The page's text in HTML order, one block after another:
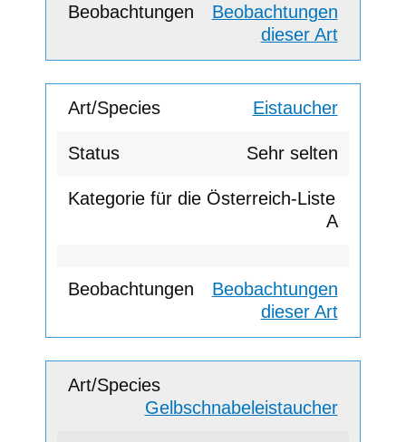
Beobachtungen
dieser Art
Eistaucher
Sehr selten
A
Beobachtungen
dieser Art
Gelbschnabeleistaucher